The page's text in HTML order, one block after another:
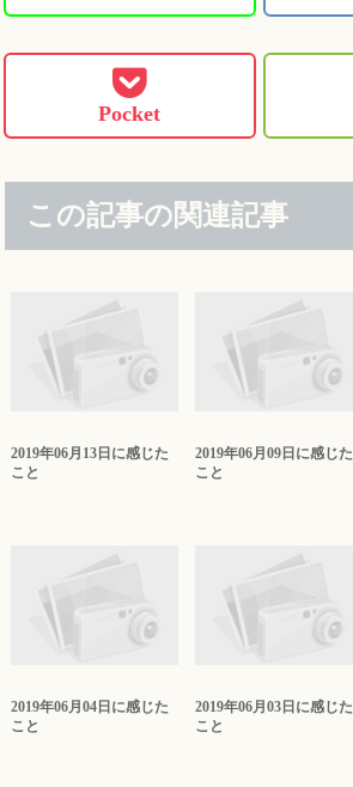
Pocket
この記事の関連記事
2019年06月13日に感じた
こと
2019年06月09日に感じた
こと
2019年06月04日に感じた
こと
2019年06月03日に感じた
こと